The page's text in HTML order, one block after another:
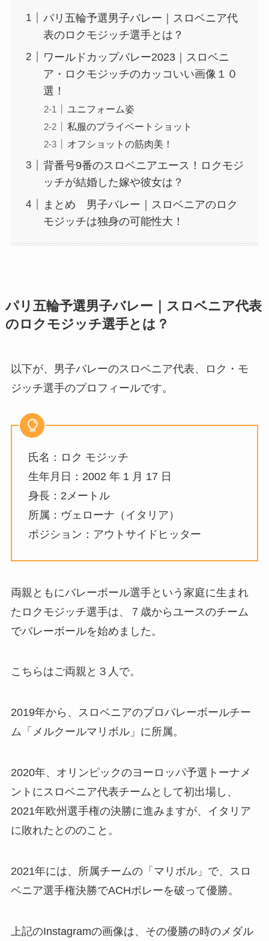
パリ五輪予選男子バレー｜スロベニア代
表のロクモジッチ選手とは？
ワールドカップバレー2023｜スロベニ
ア・ロクモジッチのカッコいい画像１０
選！
ユニフォーム姿
私服のプライベートショット
オフショットの筋肉美！
背番号9番のスロベニアエース！ロクモジ
ッチが結婚した嫁や彼女は？
まとめ 男子バレー｜スロベニアのロク
モジッチは独身の可能性大！
パリ五輪予選男子バレー｜スロベニア代表
のロクモジッチ選手とは？
以下が、男子バレーのスロベニア代表、ロク・モ
ジッチ選手のプロフィールです。
氏名：ロク モジッチ
生年月日：2002 年 1 月 17 日
身長：2メートル
所属：ヴェローナ（イタリア）
ポジション：アウトサイドヒッター
両親ともにバレーボール選手という家庭に生まれ
たロクモジッチ選手は、７歳からユースのチーム
でバレーボールを始めました。
こちらはご両親と３人で。
2019年から、スロベニアのプロバレーボールチー
ム「メルクールマリボル」に所属。
2020年、オリンピックのヨーロッパ予選トーナメ
ントにスロベニア代表チームとして初出場し、
2021年欧州選手権の決勝に進みますが、イタリア
に敗れたとののこと。
2021年には、所属チームの「マリボル」で、スロ
ベニア選手権決勝でACHボレーを破って優勝。
上記のInstagramの画像は、その優勝の時のメダル